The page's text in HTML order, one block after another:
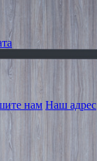
нам Наш адрес